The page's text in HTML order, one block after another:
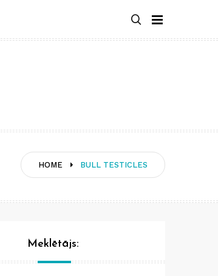
HOME BULL TESTICLES
Meklētājs: